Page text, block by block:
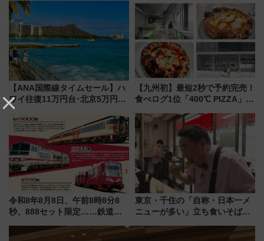
会の日程・アクセス・観覧席ま
とめ（石川県）
ー！ 注目の編成やデザインまと
【ANA国際線タイムセール】ハ
ワイ往復11万円台･北京5万円台
～、憧れのビジネスクラスも！
来春のGW旅行まで狙える激ア
ツ路線まとめ（8/10まで）
【九州初】最短2秒で予約完売！
食べログ1位「400℃ PIZZA」が
プン。もつ鍋風など限定メニュ
ーも
令和8年8月8日、午前8時8分8
秒、888セット限定……鉄道各
たち
東京・千住の「自称・日本一メ
ニューが多い」立ち食いそば屋
地のふらっと立ち食いそば』